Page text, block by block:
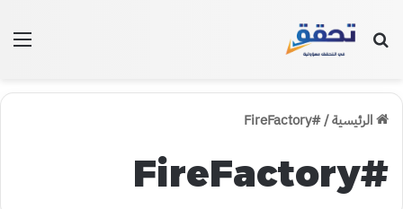
بحث عن
الرئيسية/
#FireFactory
#FireFactory